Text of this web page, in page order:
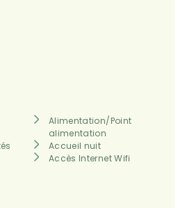
Alimentation/Point
alimentation
Accueil nuit
Accès Internet Wifi